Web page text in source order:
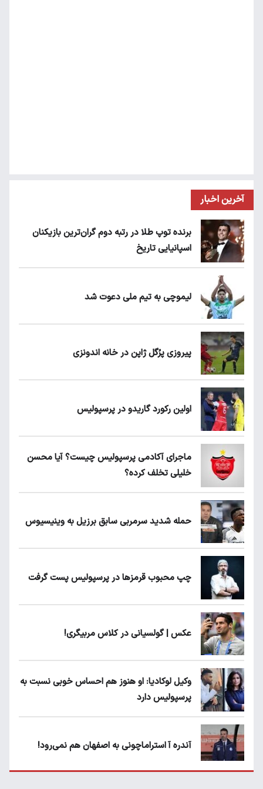
آخرین اخبار
برنده توپ طلا در رتبه دوم گران‌ترین بازیکنان
اسپانیایی تاریخ
لیموچی به تیم ملی دعوت شد
پیروزی پرُگل ژاپن در خانه اندونزی
اولین رکورد گاریدو در پرسپولیس
ماجرای آکادمی پرسپولیس چیست؟ آیا محسن
خلیلی تخلف کرده؟
حمله شدید سرمربی سابق برزیل به وینیسیوس
چپ محبوب قرمزها در پرسپولیس پست گرفت
عکس | گولسیانی در کلاس مربیگری!
وکیل لوکادیا: او هنوز هم احساس خوبی نسبت به
پرسپولیس دارد
آندره آ استراماچونی به اصفهان هم نمی‌رود!